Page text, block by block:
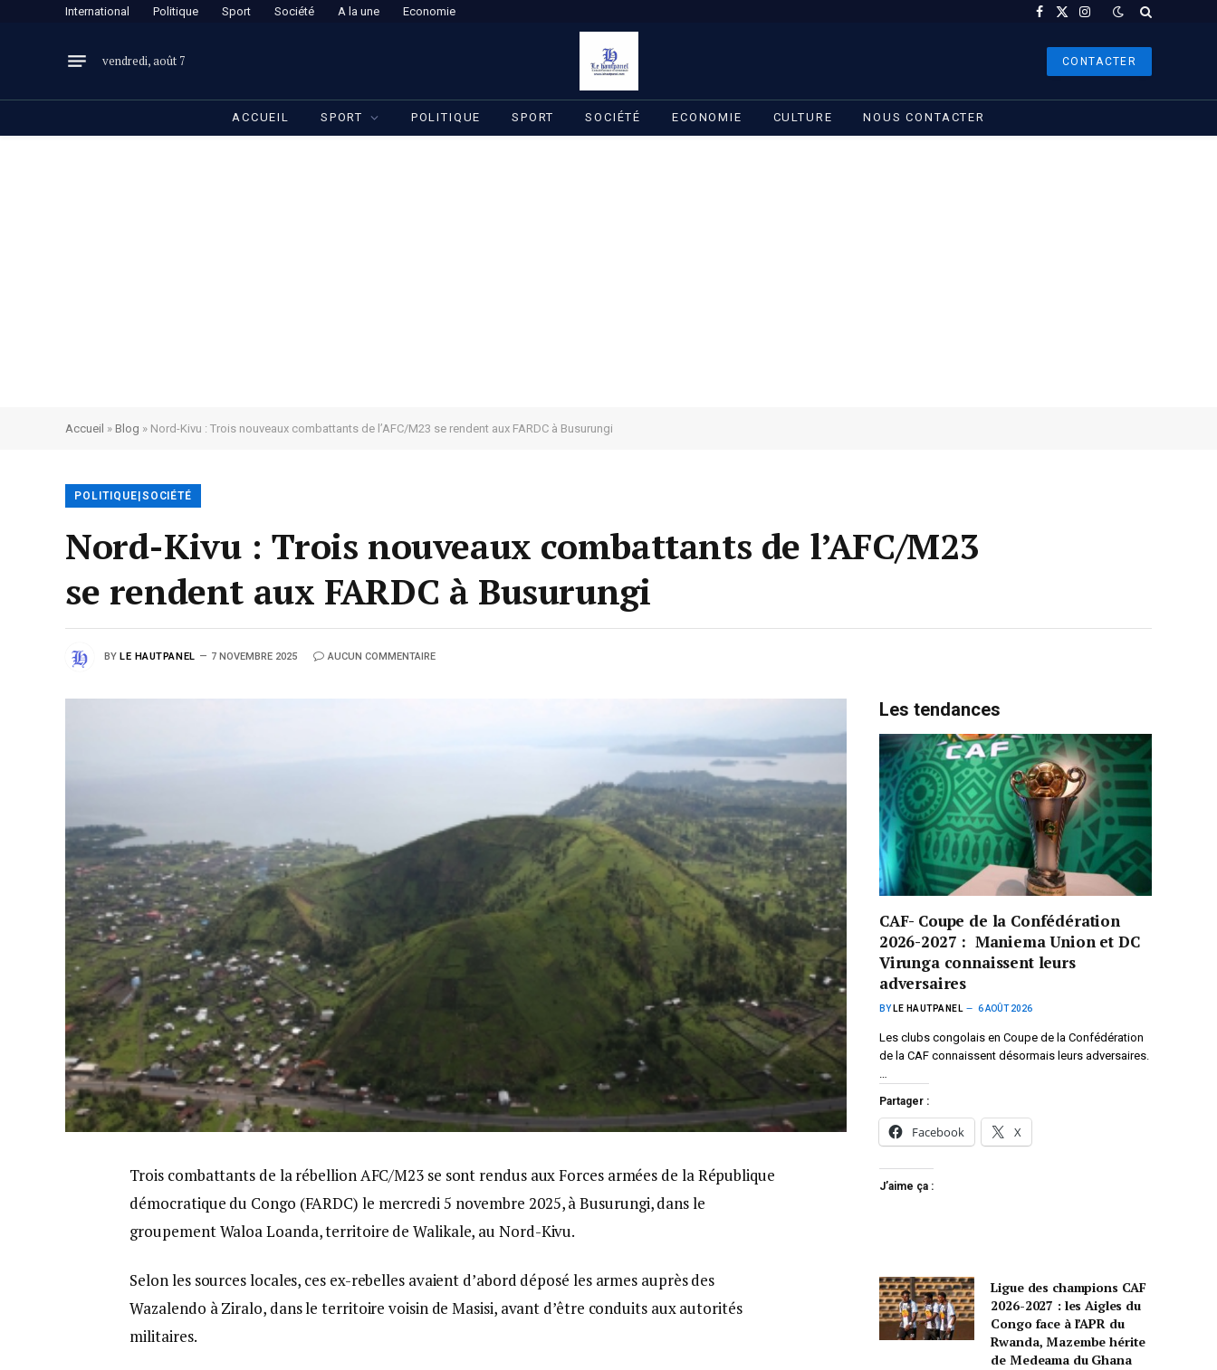
International Politique Sport Société A la une Economie Facebook
X
Instagram
vendredi, août 7 CONTACTER
ACCUEIL SPORT POLITIQUE SPORT SOCIÉTÉ ECONOMIE CULTURE NOUS CONTACTER
Accueil » Blog » Nord-Kivu : Trois nouveaux combattants de l’AFC/M23 se rendent aux FARDC à Busurungi
POLITIQUE|SOCIÉTÉ
Nord-Kivu : Trois nouveaux combattants de l’AFC/M23
se rendent aux FARDC à Busurungi
BY LE HAUTPANEL 7 NOVEMBRE 2025 AUCUN COMMENTAIRE
Trois combattants de la rébellion AFC/M23 se sont rendus aux Forces armées de la République
démocratique du Congo (FARDC) le mercredi 5 novembre 2025, à Busurungi, dans le
groupement Waloa Loanda, territoire de Walikale, au Nord-Kivu.
Selon les sources locales, ces ex-rebelles avaient d’abord déposé les armes auprès des
Wazalendo à Ziralo, dans le territoire voisin de Masisi, avant d’être conduits aux autorités
militaires.
Les tendances
CAF- Coupe de la Confédération
2026-2027 : Maniema Union et DC
Virunga connaissent leurs
adversaires
BY LE HAUTPANEL 6 AOÛT 2026
Les clubs congolais en Coupe de la Confédération
de la CAF connaissent désormais leurs adversaires.
…
Partager :
Facebook X
J’aime ça :
Ligue des champions CAF
2026-2027 : les Aigles du
Congo face à l’APR du
Rwanda, Mazembe hérite
de Medeama du Ghana